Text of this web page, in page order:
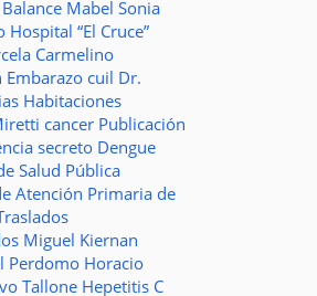
Balance Mabel Sonia
Hospital “El Cruce”
Carmelino
Embarazo cuil Dr.
Habitaciones
cancer Publicación
secreto Dengue
Salud Pública
Atención Primaria de
Miguel Kiernan
Perdomo Horacio
Tallone Hepetitis C